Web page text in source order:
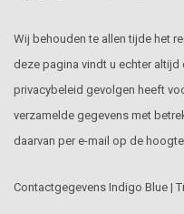
Wij behouden te allen tijde het
deze pagina vindt u echter
privacybeleid gevolgen heeft
verzamelde gegevens met
daarvan per e-mail op de hoogte.
Contactgegevens Indigo Blue |